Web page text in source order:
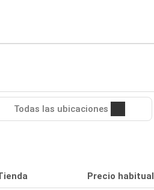
Todas las ubicaciones
Precio habitual